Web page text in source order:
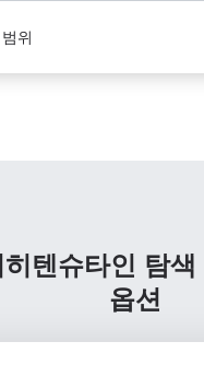
위
텐슈타인 탐색
옵션